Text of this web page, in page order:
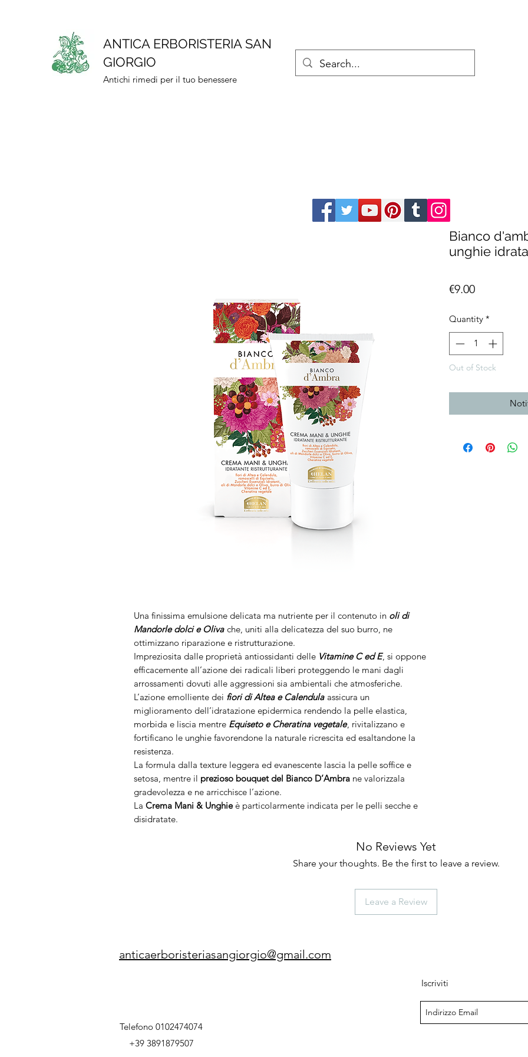
ANTICA ERBORISTERIA SAN
GIORGIO
Antichi rimedi per il tuo benessere
Una finissima emulsione delicata ma nutriente per il contenuto in oli di
Mandorle dolci e Oliva che, uniti alla delicatezza del suo burro, ne
ottimizzano riparazione e ristrutturazione.
Impreziosita dalle proprietà antiossidanti delle Vitamine C ed E, si oppone
efficacemente all’azione dei radicali liberi proteggendo le mani dagli
arrossamenti dovuti alle aggressioni sia ambientali che atmosferiche.
L’azione emolliente dei fiori di Altea e Calendula assicura un
miglioramento dell’idratazione epidermica rendendo la pelle elastica,
morbida e liscia mentre Equiseto e Cheratina vegetale, rivitalizzano e
fortificano le unghie favorendone la naturale ricrescita ed esaltandone la
resistenza.
La formula dalla texture leggera ed evanescente lascia la pelle soffice e
setosa, mentre il prezioso bouquet del Bianco D’Ambra ne valorizzala
gradevolezza e ne arricchisce l’azione.
La Crema Mani & Unghieè particolarmente indicata per le pelli secche e
disidratate.
Bianco
unghie
€9.00Price
Quantity *
Out of Stock
No Reviews Yet
Share your thoughts. Be the first to leave a review.
Leave a Review
anticaerboristeriasangiorgio@gmail.com
Telefono 0102474074
+39 3891879507
Iscriviti